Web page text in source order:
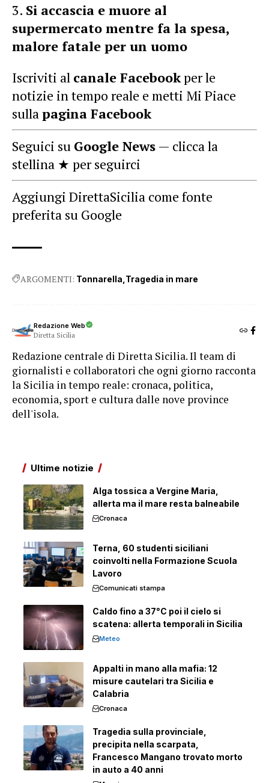
Si accascia e muore al
supermercato mentre fa la spesa,
malore fatale per un uomo
Iscriviti al canale Facebookper le
notizie in tempo reale e metti Mi Piace
sullapagina Facebook
Seguici su Google News — clicca la
stellina ★ per seguirci
Aggiungi DirettaSicilia come fonte
preferita su Google
ARGOMENTI: Tonnarella Tragedia in mare
Redazione Web
Diretta Sicilia
Redazione centrale di Diretta Sicilia. Il team di
giornalisti e collaboratori che ogni giorno racconta
la Sicilia in tempo reale: cronaca, politica,
economia, sport e cultura dalle nove province
dell'isola.
Ultime notizie
Alga tossica a Vergine Maria,
allerta ma il mare resta balneabile
Cronaca
Terna, 60 studenti siciliani
coinvolti nella Formazione Scuola
Lavoro
Comunicati stampa
Caldo fino a 37°C poi il cielo si
scatena: allerta temporali in Sicilia
Meteo
Appalti in mano alla mafia: 12
misure cautelari tra Sicilia e
Calabria
Cronaca
Tragedia sulla provinciale,
precipita nella scarpata,
Francesco Mangano trovato morto
in auto a 40 anni